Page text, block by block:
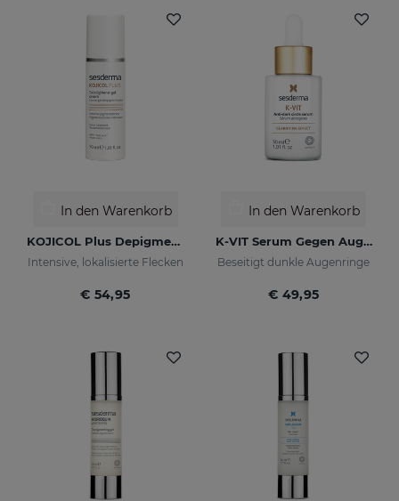
In den Warenkorb
KOJICOL Plus Depigmentierungsgel
Intensive, lokalisierte Flecken
€ 54,95
In den Warenkorb
K-VIT Serum Gegen Augenringe
Beseitigt dunkle Augenringe
€ 49,95